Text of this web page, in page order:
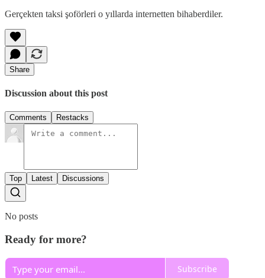
Gerçekten taksi şoförleri o yıllarda internetten bihaberdiler.
Share
Discussion about this post
Comments Restacks
Top Latest Discussions
No posts
Ready for more?
Subscribe